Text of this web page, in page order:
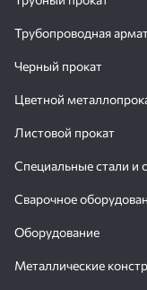
Трубопроводная
Черный прокат
Цветной
Листовой прокат
Специальные стали и
Сварочное
Оборудование
Металлические